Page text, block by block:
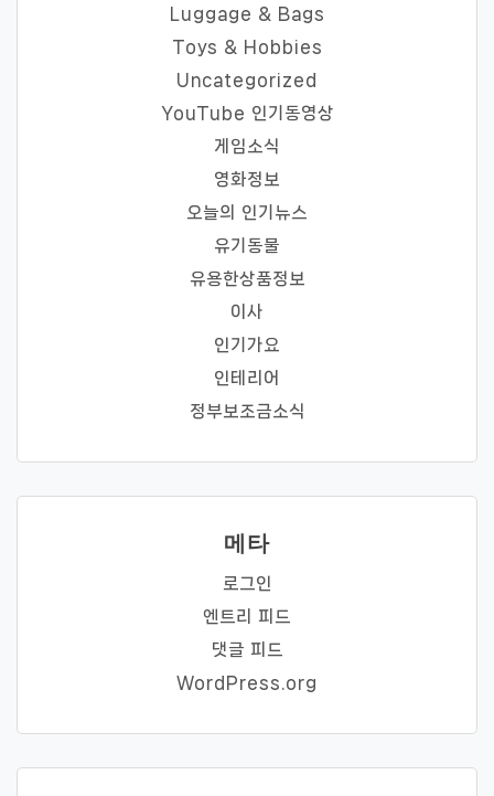
Luggage & Bags
Toys & Hobbies
Uncategorized
YouTube 인기동영상
게임소식
영화정보
오늘의 인기뉴스
유기동물
유용한상품정보
이사
인기가요
인테리어
정부보조금소식
메타
로그인
엔트리 피드
댓글 피드
WordPress.org